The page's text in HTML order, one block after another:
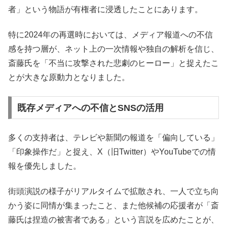
者」という物語が有権者に浸透したことにあります。
特に2024年の再選時においては、メディア報道への不信
感を持つ層が、ネット上の一次情報や独自の解析を信じ、
斎藤氏を「不当に攻撃された悲劇のヒーロー」と捉えたこ
とが大きな原動力となりました。
既存メディアへの不信とSNSの活用
多くの支持者は、テレビや新聞の報道を「偏向している」
「印象操作だ」と捉え、X（旧Twitter）やYouTubeでの情
報を優先しました。
街頭演説の様子がリアルタイムで拡散され、一人で立ち向
かう姿に同情が集まったこと、また他候補の応援者が「斎
藤氏は捏造の被害者である」という言説を広めたことが、